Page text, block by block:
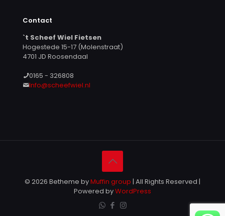
Contact
`t Scheef Wiel Fietsen
Hogestede 15-17 (Molenstraat)
4701 JD Roosendaal
0165 - 326808
Info@scheefwiel.nl
© 2026 Betheme byMuffin group | All Rights Reserved |
Powered byWordPress